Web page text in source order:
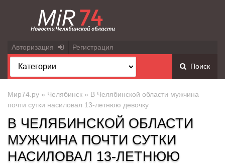
Авторизация Регистрация
Поиск
Мир74.ру » Челябинск » В Челябинской области мужчина
почти сутки насиловал 13-летнюю девочку
В ЧЕЛЯБИНСКОЙ ОБЛАСТИ
МУЖЧИНА ПОЧТИ СУТКИ
НАСИЛОВАЛ 13-ЛЕТНЮЮ